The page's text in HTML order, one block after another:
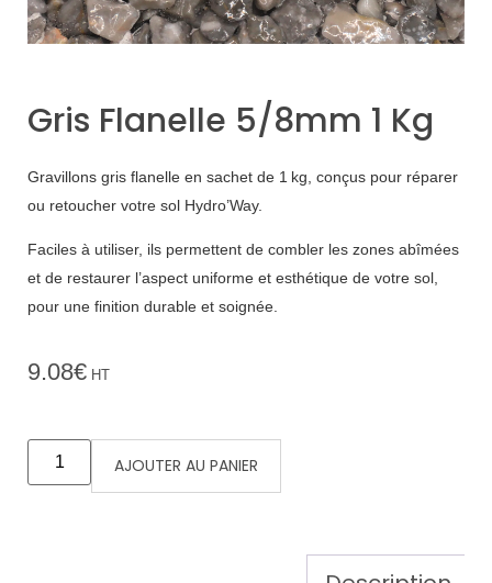
Gris Flanelle 5/8mm 1 Kg
Gravillons gris flanelle en sachet de 1 kg, conçus pour réparer
ou retoucher votre sol Hydro’Way.
Faciles à utiliser, ils permettent de combler les zones abîmées
et de restaurer l’aspect uniforme et esthétique de votre sol,
pour une finition durable et soignée.
9.08€ HT
AJOUTER AU PANIER